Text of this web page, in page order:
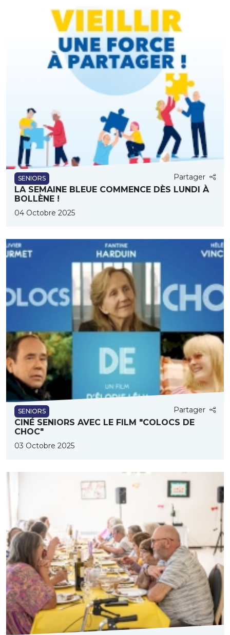
SENIORS Partager
LA SEMAINE BLEUE COMMENCE DÈS LUNDI À
BOLLÈNE !
04 Octobre 2025
SENIORS Partager
CINÉ SENIORS AVEC LE FILM "COLOCS DE
CHOC"
03 Octobre 2025